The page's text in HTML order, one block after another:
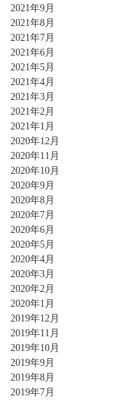
2021年9月
2021年8月
2021年7月
2021年6月
2021年5月
2021年4月
2021年3月
2021年2月
2021年1月
2020年12月
2020年11月
2020年10月
2020年9月
2020年8月
2020年7月
2020年6月
2020年5月
2020年4月
2020年3月
2020年2月
2020年1月
2019年12月
2019年11月
2019年10月
2019年9月
2019年8月
2019年7月